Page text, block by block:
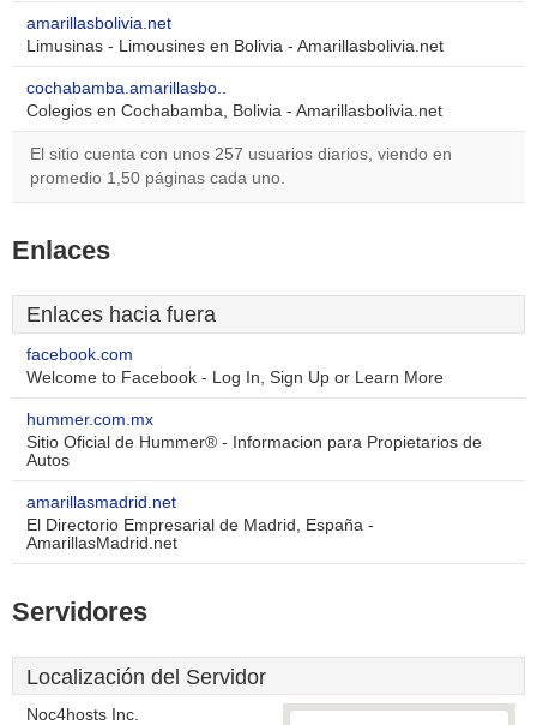
amarillasbolivia.net
Limusinas - Limousines en Bolivia - Amarillasbolivia.net
cochabamba.amarillasbo..
Colegios en Cochabamba, Bolivia - Amarillasbolivia.net
El sitio cuenta con unos 257 usuarios diarios, viendo en
promedio 1,50 páginas cada uno.
Enlaces
Enlaces hacia fuera
facebook.com
Welcome to Facebook - Log In, Sign Up or Learn More
hummer.com.mx
Sitio Oficial de Hummer® - Informacion para Propietarios de
Autos
amarillasmadrid.net
El Directorio Empresarial de Madrid, España -
AmarillasMadrid.net
Servidores
Localización del Servidor
Noc4hosts Inc.